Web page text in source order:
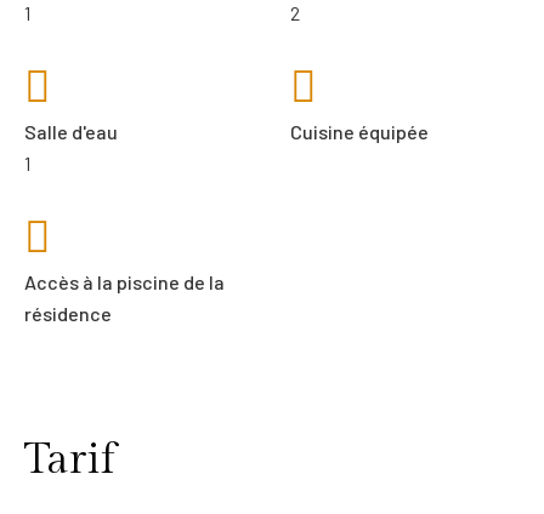
1
2
Salle d'eau
1
Cuisine équipée
Accès à la piscine de la
résidence
Tarif